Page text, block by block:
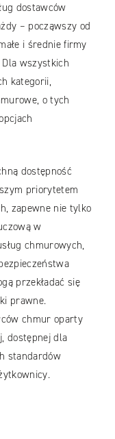
dostawców
– począwszy od
i średnie firmy
wszystkich
kategorii,
o tych
dostępność
priorytetem
zapewne nie tylko
w
chmurowych,
przekładać się
prawne.
chmur oparty
dostępnej dla
standardów